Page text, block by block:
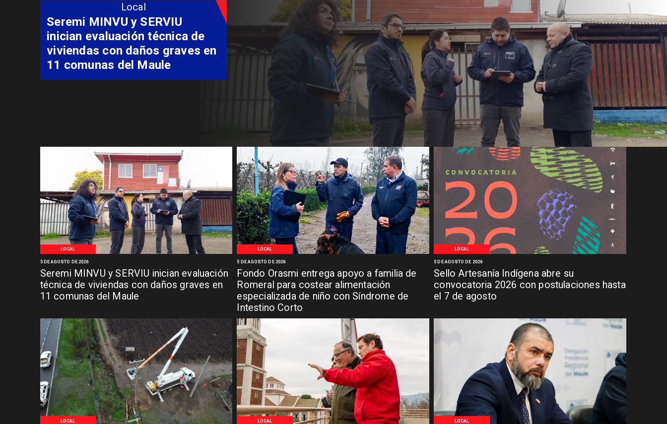
LOCAL
Seremi MINVU y SERVIU inician evaluación
técnica de viviendas con daños graves en
11 comunas del Maule
5 DE AGOSTO DE 2026
LOCAL
Fondo Orasmi entrega apoyo a familia de
Romeral para costear alimentación
especializada de niño con Síndrome de
Intestino Corto
5 DE AGOSTO DE 2026
LOCAL
Sello Artesanía Indígena abre su
convocatoria 2026 con postulaciones hasta
el 7 de agosto
5 DE AGOSTO DE 2026
LOCAL LOCAL LOCAL
Local
Fondo Orasmi entrega apoyo a
familia de Romeral para
costear alimentación
especializada de niño con
Síndrome de Intestino Corto